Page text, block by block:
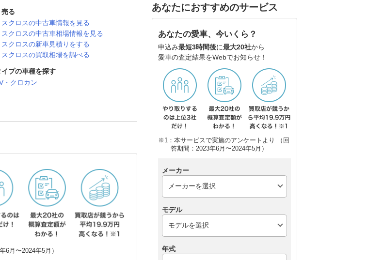
る
スクロスの中古車情報を見る
スクロスの中古車相場情報を見る
スクロスの新車見積りをする
スクロスの買取相場を調べる
プの車種を探す
・クロカン
月〜2024年5月）
あなたにおすすめのサービス
あなたの愛車、今いくら？
申込み最短3時間後に最大20社から
愛車の査定結果をWebでお知らせ！
※1：本サービスで実施のアンケートより （回
答期間：2023年6月〜2024年5月）
メーカー
モデル
年式